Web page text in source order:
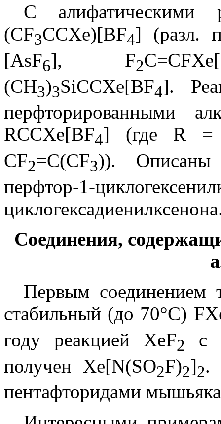
С алифатическими
(CF3CCXe)[BF4] (разл.
[AsF6], F2
(CH3)3SiCCXe[BF4].
перфторированными
RCCXe[BF4] (где R =
CF2=C(CF3)). Описаны
перфтор-1-
Соединения,
Первым соединением
стабильный (до 70°С)
году реакцией XeF2
с
получен Xe[N(SO2F)2]2.
пентафторидами